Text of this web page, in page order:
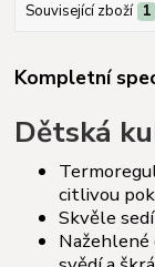
Související zboží 1
Kompletní
Dětská
citlivou
Skvěle